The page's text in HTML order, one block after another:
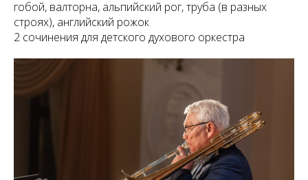
гобой, валторна, альпийский рог, труба (в разных
строях), английский рожок
2 сочинения для детского духового оркестра